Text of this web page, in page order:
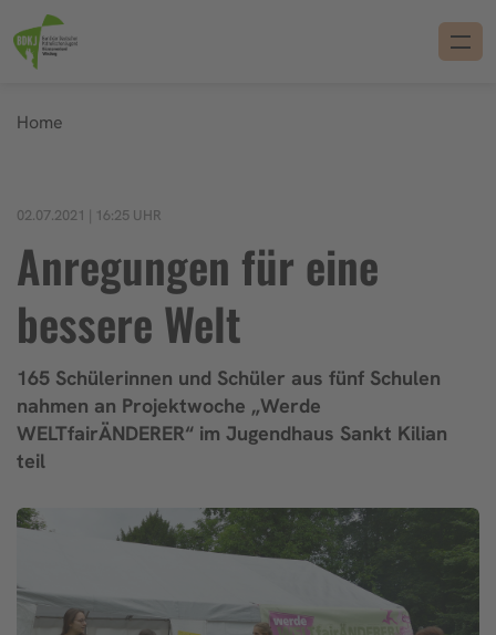
Home
02.07.2021 | 16:25 UHR
Anregungen für eine
bessere Welt
165 Schülerinnen und Schüler aus fünf Schulen
nahmen an Projektwoche „Werde
WELTfairÄNDERER“ im Jugendhaus Sankt Kilian
teil